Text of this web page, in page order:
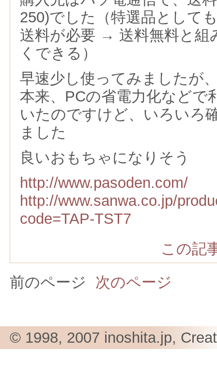
250)でした（特選品として
送料が必要 → 送料無料と組
くできる）
早速少し使ってみましたが
本来、PCの省電力化などで
いたのですけど、いろいろ
ました
良いおもちゃになりそう
http://www.pasoden.com/
http://www.sanwa.co.jp/
code=TAP-TST7
この記
前のページ
次のページ
© 1998, 2007 inoshita.jp,